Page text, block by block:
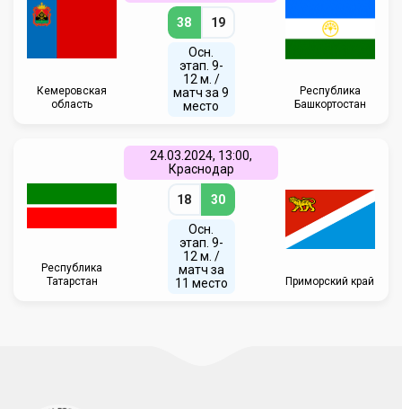
Кемеровская
область
38 19
Осн.
этап. 9-
12 м. /
матч за 9
место
Республика
Башкортостан
Республика
Татарстан
24.03.2024, 13:00,
Краснодар
18 30
Осн.
этап. 9-
12 м. /
матч за
11 место
Приморский край